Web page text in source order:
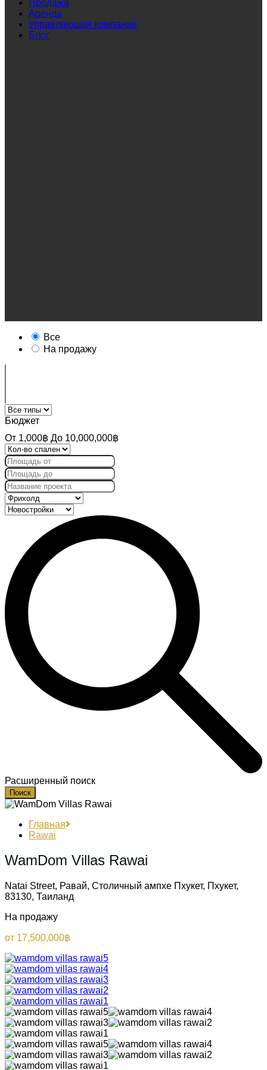
Продажа
Аренда
Управляющая компания
Блог
Все
На продажу
Бюджет
От 1,000฿ До 10,000,000฿
Расширенный поиск
Поиск
Главная
Rawai
WamDom Villas Rawai
Natai Street, Равай, Столичный ампхе Пхукет, Пхукет,
83130, Таиланд
На продажу
от 17,500,000฿